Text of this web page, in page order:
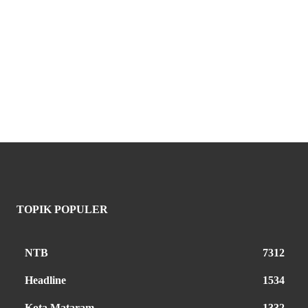
TOPIK POPULER
NTB 7312
Headline 1534